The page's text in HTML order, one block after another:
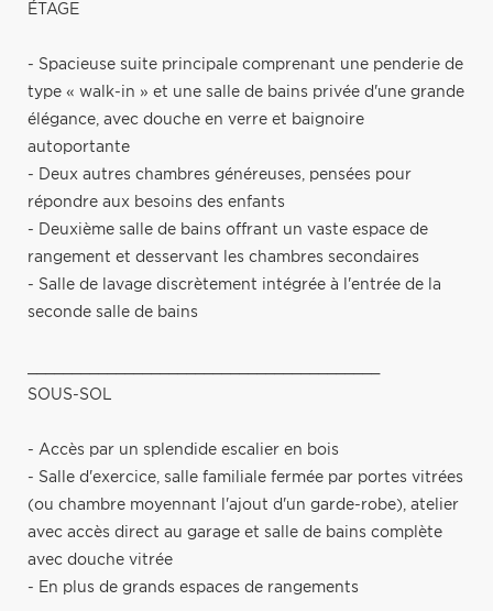
ÉTAGE
- Spacieuse suite principale comprenant une penderie de
type « walk-in » et une salle de bains privée d'une grande
élégance, avec douche en verre et baignoire
autoportante
- Deux autres chambres généreuses, pensées pour
répondre aux besoins des enfants
- Deuxième salle de bains offrant un vaste espace de
rangement et desservant les chambres secondaires
- Salle de lavage discrètement intégrée à l'entrée de la
seconde salle de bains
SOUS-SOL
- Accès par un splendide escalier en bois
- Salle d'exercice, salle familiale fermée par portes vitrées
(ou chambre moyennant l'ajout d'un garde-robe), atelier
avec accès direct au garage et salle de bains complète
avec douche vitrée
- En plus de grands espaces de rangements